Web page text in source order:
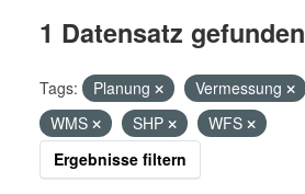
1 Datensatz gefunden
Tags: Planung Vermessung
WMS
SHP
WFS
Ergebnisse filtern